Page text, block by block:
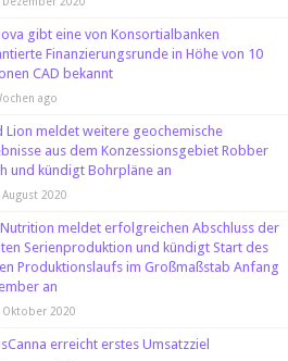
gibt eine von Konsortialbanken
Finanzierungsrunde in Höhe von 10
CAD bekannt
ago
Lion meldet weitere geochemische
aus dem Konzessionsgebiet Robber
und kündigt Bohrpläne an
August 2020
Nutrition meldet erfolgreichen Abschluss der
Serienproduktion und kündigt Start des
Produktionslaufs im Großmaßstab Anfang
an
Oktober 2020
erreicht erstes Umsatzziel